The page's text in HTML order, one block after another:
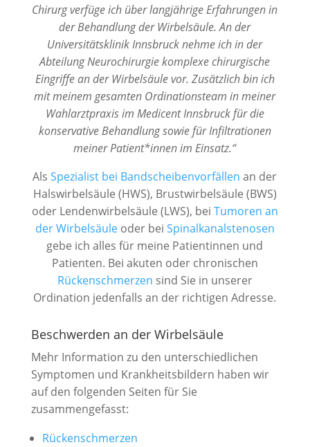
Chirurg verfüge ich über langjährige Erfahrungen in
der Behandlung der Wirbelsäule. An der
Universitätsklinik Innsbruck nehme ich in der
Abteilung Neurochirurgie komplexe chirurgische
Eingriffe an der Wirbelsäule vor. Zusätzlich bin ich
mit meinem gesamten Ordinationsteam in meiner
Wahlarztpraxis im Medicent Innsbruck für die
konservative Behandlung sowie für Infiltrationen
meiner Patient*innen im Einsatz.“
AlsSpezialist bei Band­scheiben­vorfällen an der
Halswirbel­säule (HWS), Brust­wirbelsäule (BWS)
oder Lenden­wirbel­säule (LWS), bei Tumoren an
der Wirbelsäuleoder bei Spinalkanalstenosen
gebe ich alles für meine Patientinnen und
Patienten. Bei akuten oder chronischen
Rücken­schmerzen sind Sie in unserer
Ordination jedenfalls an der richtigen Adresse.
Beschwerden an der Wirbelsäule
Mehr Information zu den unterschiedlichen
Symptomen und Krankheitsbildern haben wir
auf den folgenden Seiten für Sie
zusammengefasst:
Rückenschmerzen